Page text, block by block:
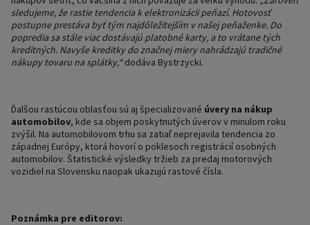
sledujeme, že rastie tendencia k elektronizácii peňazí. Hotovosť
postupne prestáva byť tým najdôležitejším v našej peňaženke. Do
popredia sa stále viac dostávajú platobné karty, a to vrátane tých
kreditných. Navyše kreditky do značnej miery nahrádzajú tradičné
nákupy tovaru na splátky,“dodáva Bystrzycki.
Ďalšou rastúcou oblasťou sú aj špecializované úvery na nákup
automobilov, kde sa objem poskytnutých úverov v minulom roku
zvýšil. Na automobilovom trhu sa zatiaľ neprejavila tendencia zo
západnej Európy, ktorá hovorí o poklesoch registrácií osobných
automobilov. Štatistické výsledky tržieb za predaj motorových
vozidiel na Slovensku naopak ukazujú rastové čísla.
Poznámka pre editorov: